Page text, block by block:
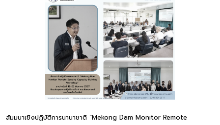
สัมมนาเชิงปฏิบัติการนานาชาติ “Mekong Dam Monitor Remote